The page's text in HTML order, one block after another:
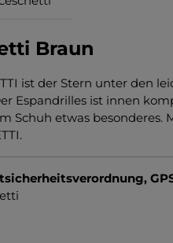
Braun
ist der Stern unter
Espandrilles ist innen
etwas besonderes.